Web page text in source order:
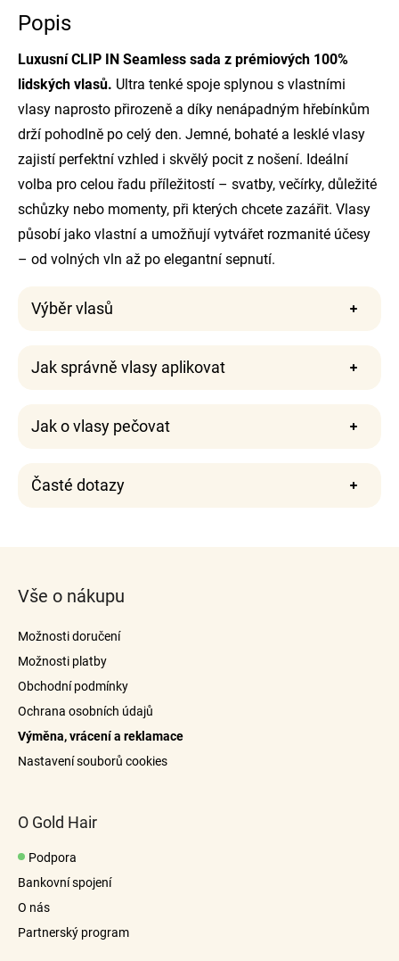
Popis
Luxusní CLIP IN Seamless sada z prémiových 100%
lidských vlasů. Ultra tenké spoje splynou s vlastními
vlasy naprosto přirozeně a díky nenápadným hřebínkům
drží pohodlně po celý den. Jemné, bohaté a lesklé vlasy
zajistí perfektní vzhled i skvělý pocit z nošení. Ideální
volba pro celou řadu příležitostí – svatby, večírky, důležité
schůzky nebo momenty, při kterých chcete zazářit. Vlasy
působí jako vlastní a umožňují vytvářet rozmanité účesy
– od volných vln až po elegantní sepnutí.
Výběr vlasů
Jak správně vlasy aplikovat
Jak o vlasy pečovat
Časté dotazy
Vše o nákupu
Možnosti doručení
Možnosti platby
Obchodní podmínky
Ochrana osobních údajů
Výměna, vrácení a reklamace
Nastavení souborů cookies
O Gold Hair
Podpora
Bankovní spojení
O nás
Partnerský program